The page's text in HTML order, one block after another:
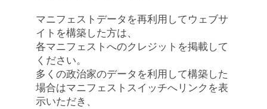
マニフェストデータを再利用してウェブサ
イトを構築した方は、
各マニフェストへのクレジットを掲載して
ください。
多くの政治家のデータを利用して構築した
場合はマニフェストスイッチへリンクを表
示いただき、